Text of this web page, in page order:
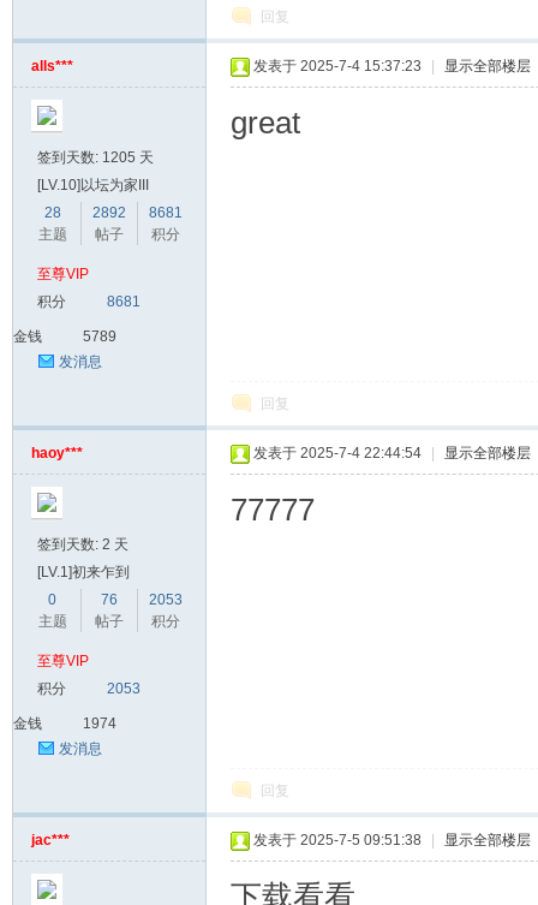
回复
alls***
签到天数: 1205 天
[LV.10]以坛为家III
28
主题
2892
帖子
8681
积分
至尊VIP
积分
8681
金钱
5789
发消息
发表于 2025-7-4 15:37:23 显示全部楼层
great
回复
haoy***
签到天数: 2 天
[LV.1]初来乍到
0
主题
76
帖子
2053
积分
至尊VIP
积分
2053
金钱
1974
发消息
发表于 2025-7-4 22:44:54 显示全部楼层
77777
回复
jac*** 发表于 2025-7-5 09:51:38 显示全部楼层
下载看看